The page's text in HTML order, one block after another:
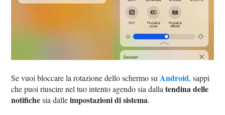
Se vuoi bloccare la rotazione dello schermo suAndroid, sappi
che puoi riuscire nel tuo intento agendo sia dallatendina delle
notifichesia dalleimpostazioni di sistema.